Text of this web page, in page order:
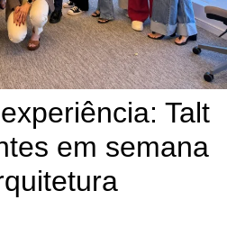
Talt
em semana